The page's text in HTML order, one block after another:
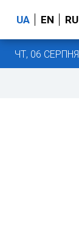
UA EN RU
ЧТ, 06 СЕРПНЯ